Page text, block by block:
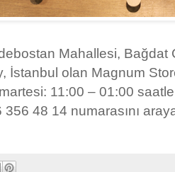
Mahallesi, Bağdat
İstanbul olan Magnum
11:00 – 01:00
48 14 numarasını